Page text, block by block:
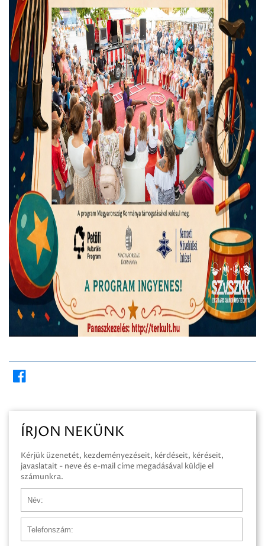
ÍRJON NEKÜNK
Kérjük üzenetét, kezdeményezéseit, kérdéseit, kéréseit,
javaslatait - neve és e-mail címe megadásával küldje el
számunkra.